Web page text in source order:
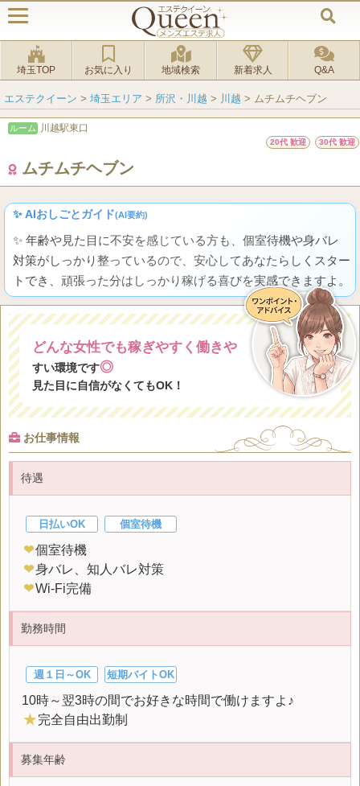
埼玉TOP お気に入り 地域検索 新着求人 Q&A
エステクイーン > 埼玉エリア > 所沢・川越 > 川越 > ムチムチヘブン
ルーム 川越駅東口
20代 歓迎 30代 歓迎
ムチムチヘブン
✨ AIおしごとガイド(AI要約)
✨ 年齢や見た目に不安を感じている方も、個室待機や身バレ
対策がしっかり整っているので、安心してあなたらしくスター
トでき、頑張った分はしっかり稼げる喜びを実感できますよ。
どんな女性でも稼ぎやすく働きや
すい環境です◎
見た目に自信がなくてもOK！
お仕事情報
待遇
日払いOK 個室待機
❤個室待機
❤身バレ、知人バレ対策
❤Wi-Fi完備
勤務時間
週１日～OK 短期バイトOK
10時～翌3時の間でお好きな時間で働けますよ♪
★完全自由出勤制
募集年齢